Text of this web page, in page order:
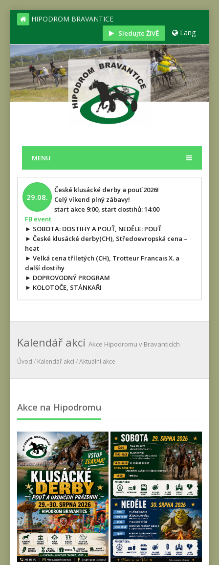
HIPODROM BRAVANTICE
Sledujte ŽIVĚ Lang
MENU
29.08.
České klusácké derby a pouť 2026!
Celý víkend plný zábavy!
start akce 9:00, start dostihů: 14:00
FB event
► SOBOTA: DOSTIHY A POUŤ, NEDĚLE: POUŤ
► České klusácké derby(CH), Středoevropská cena –
heat
► Velká cena tříletých (CH), Trotteur Francais X. a
další dostihy
► DOPROVODNÝ PROGRAM
► KOLOTOČE, STÁNKAŘI
Kalendář akcí Akce Hipodromu v Bravanticích
Úvod / Kalendář akcí/Aktuální akce
Akce na Hipodromu